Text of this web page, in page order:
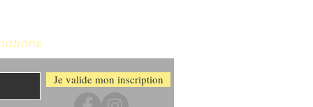
Je valide mon inscription